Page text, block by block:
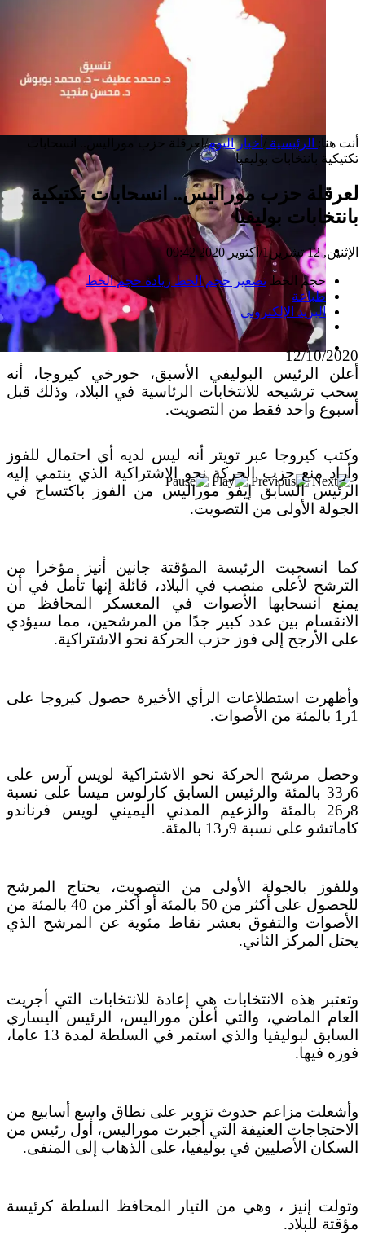
إصدار جديد
بعد خطف مادورو وحصار كوبا.. ماذا ستفعل
واشنطن بأورتيغا؟
أنت هنا: الرئيسية أخبار اليوم/لعرقلة حزب موراليس.. انسحابات
تكتيكية بانتخابات بوليفيا
لعرقلة حزب موراليس.. انسحابات تكتيكية
بانتخابات بوليفيا
الإثنين, 12 تشرين1/أكتوير 2020 09:42
حجم الخط تصغير حجم الخط زيادة حجم الخط
طباعة
البريد الإلكتروني
12/10/2020
أعلن الرئيس البوليفي الأسبق، خورخي كيروجا، أنه
سحب ترشيحه للانتخابات الرئاسية في البلاد، وذلك قبل
أسبوع واحد فقط من التصويت.
وكتب كيروجا عبر تويتر أنه ليس لديه أي احتمال للفوز
وأراد منع حزب الحركة نحو الاشتراكية الذي ينتمي إليه
الرئيس السابق إيفو موراليس من الفوز باكتساح في
الجولة الأولى من التصويت.
كما انسحبت الرئيسة المؤقتة جانين أنيز مؤخرا من
الترشح لأعلى منصب في البلاد، قائلة إنها تأمل في أن
يمنع انسحابها الأصوات في المعسكر المحافظ من
الانقسام بين عدد كبير جدًا من المرشحين، مما سيؤدي
على الأرجح إلى فوز حزب الحركة نحو الاشتراكية.
وأظهرت استطلاعات الرأي الأخيرة حصول كيروجا على
1ر1 بالمئة من الأصوات.
وحصل مرشح الحركة نحو الاشتراكية لويس آرس على
6ر33 بالمئة والرئيس السابق كارلوس ميسا على نسبة
8ر26 بالمئة والزعيم المدني اليميني لويس فرناندو
كاماتشو على نسبة 9ر13 بالمئة.
وللفوز بالجولة الأولى من التصويت، يحتاج المرشح
للحصول على أكثر من 50 بالمئة أو أكثر من 40 بالمئة من
الأصوات والتفوق بعشر نقاط مئوية عن المرشح الذي
يحتل المركز الثاني.
وتعتبر هذه الانتخابات هي إعادة للانتخابات التي أجريت
العام الماضي، والتي أعلن موراليس، الرئيس اليساري
السابق لبوليفيا والذي استمر في السلطة لمدة 13 عاما،
فوزه فيها.
وأشعلت مزاعم حدوث تزوير على نطاق واسع أسابيع من
الاحتجاجات العنيفة التي أجبرت موراليس، أول رئيس من
السكان الأصليين في بوليفيا، على الذهاب إلى المنفى.
وتولت إنيز ، وهي من التيار المحافظ السلطة كرئيسة
مؤقتة للبلاد.